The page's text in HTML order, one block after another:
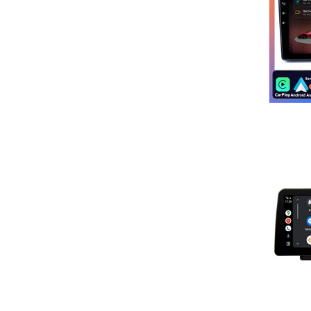
Hintergrundprozess-Management für stabile Navigation